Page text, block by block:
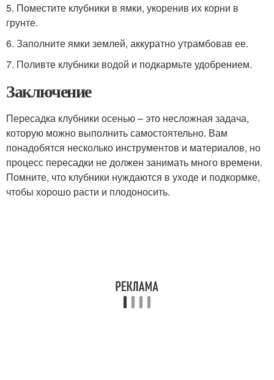
5. Поместите клубники в ямки, укоренив их корни в
грунте.
6. Заполните ямки землей, аккуратно утрамбовав ее.
7. Поливте клубники водой и подкармьте удобрением.
Заключение
Пересадка клубники осенью – это несложная задача,
которую можно выполнить самостоятельно. Вам
понадобятся несколько инструментов и материалов, но
процесс пересадки не должен занимать много времени.
Помните, что клубники нуждаются в уходе и подкормке,
чтобы хорошо расти и плодоносить.